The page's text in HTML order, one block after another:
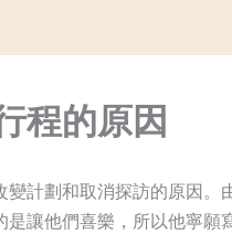
程的原因
變計劃和取消探訪的原因。
是讓他們喜樂，所以他寧